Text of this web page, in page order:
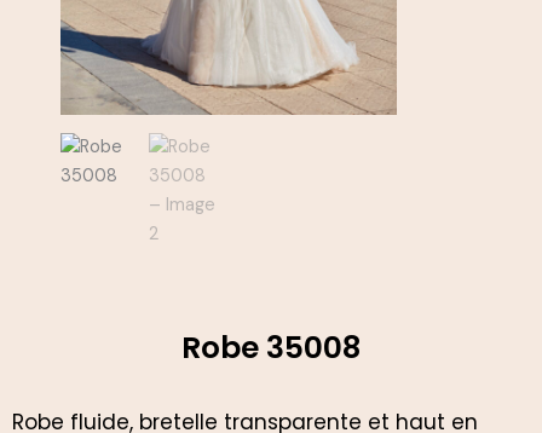
Robe 35008
Robe fluide, bretelle transparente et haut en